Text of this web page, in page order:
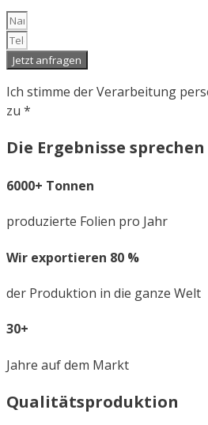
Jetzt anfragen
Ich stimme der Verarbeitung
zu *
Die Ergebnisse
6000+ Tonnen
produzierte Folien pro Jahr
Wir exportieren 80 %
der Produktion in die ganze Welt
30+
Jahre auf dem Markt
Qualitätsproduktion